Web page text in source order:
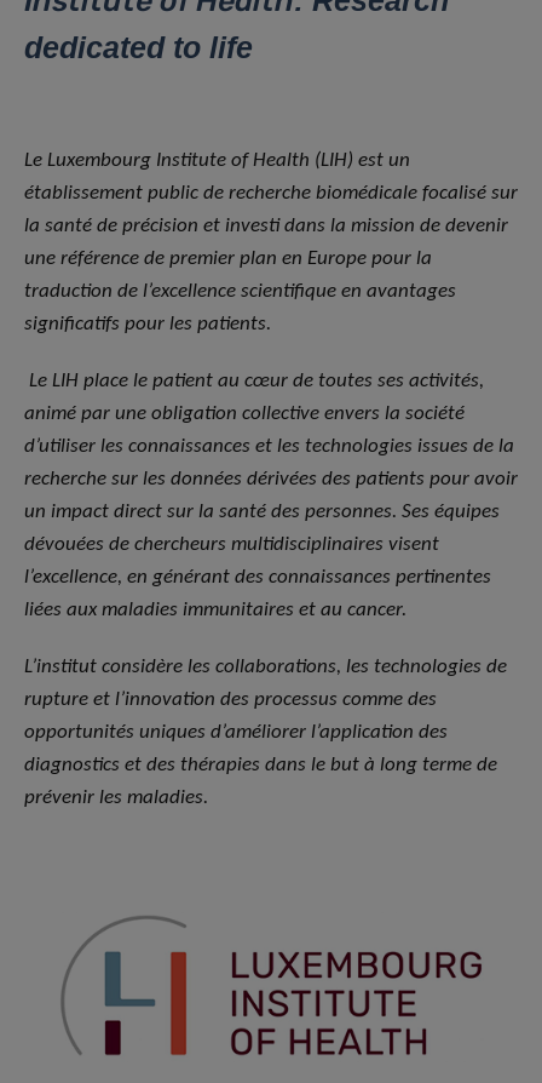
dedicated to life
Le Luxembourg Institute of Health (LIH) est un
établissement public de recherche biomédicale focalisé sur
la santé de précision et investi dans la mission de devenir
une référence de premier plan en Europe pour la
traduction de l’excellence scientifique en avantages
significatifs pour les patients.
Le LIH place le patient au cœur de toutes ses activités,
animé par une obligation collective envers la société
d’utiliser les connaissances et les technologies issues de la
recherche sur les données dérivées des patients pour avoir
un impact direct sur la santé des personnes. Ses équipes
dévouées de chercheurs multidisciplinaires visent
l’excellence, en générant des connaissances pertinentes
liées aux maladies immunitaires et au cancer.
L’institut considère les collaborations, les technologies de
rupture et l’innovation des processus comme des
opportunités uniques d’améliorer l’application des
diagnostics et des thérapies dans le but à long terme de
prévenir les maladies.